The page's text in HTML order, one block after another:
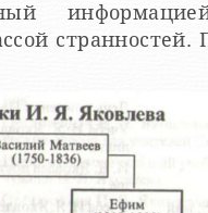
странностей.